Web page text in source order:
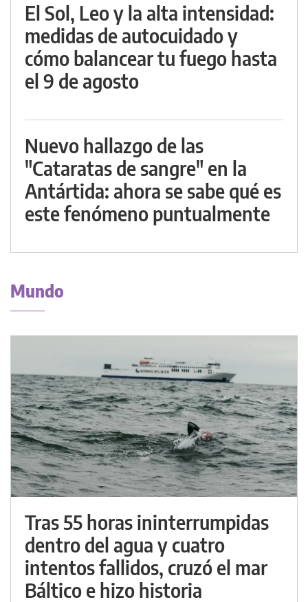
El Sol, Leo y la alta intensidad:
medidas de autocuidado y
cómo balancear tu fuego hasta
el 9 de agosto
Nuevo hallazgo de las
"Cataratas de sangre" en la
Antártida: ahora se sabe qué es
este fenómeno puntualmente
Mundo
Tras 55 horas ininterrumpidas
dentro del agua y cuatro
intentos fallidos, cruzó el mar
Báltico e hizo historia